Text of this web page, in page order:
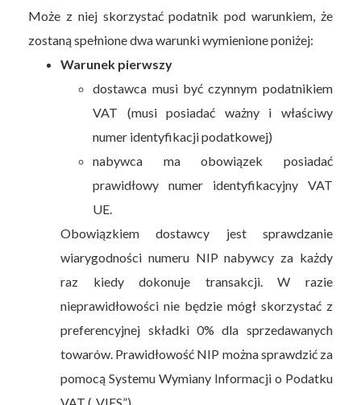
Może z niej skorzystać podatnik pod warunkiem, że
zostaną spełnione dwa warunki wymienione poniżej:
Warunek pierwszy
dostawca musi być czynnym podatnikiem
VAT (musi posiadać ważny i właściwy
numer identyfikacji podatkowej)
nabywca ma obowiązek posiadać
prawidłowy numer identyfikacyjny VAT
UE.
Obowiązkiem dostawcy jest sprawdzanie
wiarygodności numeru NIP nabywcy za każdy
raz kiedy dokonuje transakcji. W razie
nieprawidłowości nie będzie mógł skorzystać z
preferencyjnej składki 0% dla sprzedawanych
towarów. Prawidłowość NIP można sprawdzić za
pomocą Systemu Wymiany Informacji o Podatku